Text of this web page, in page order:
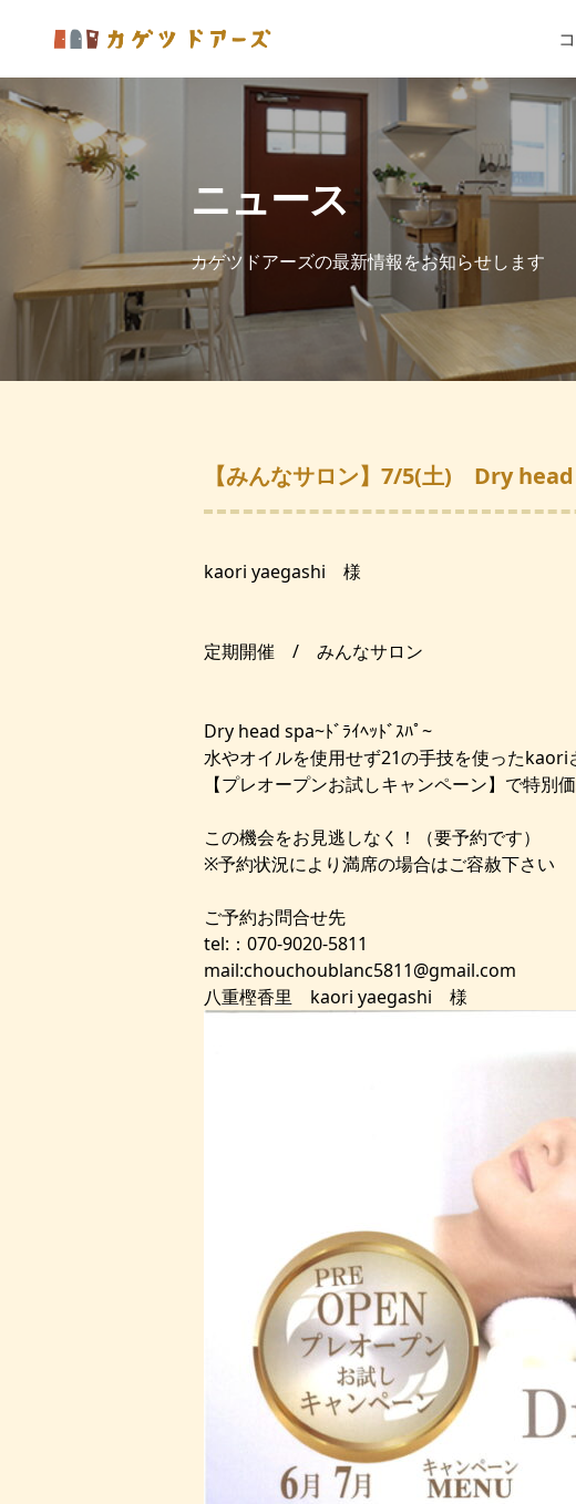
ニュース
カゲツドアーズの最新情報をお知らせします
【みんなサロン】7/5(土) Dry
kaori yaegashi 様
定期開催 / みんなサロン
Dry head spa~ﾄﾞﾗｲﾍｯﾄﾞｽﾊﾟ~
水やオイルを使用せず21の手技を使ったkaori
【プレオープンお試しキャンペーン】で特別
この機会をお見逃しなく！（要予約です）
※予約状況により満席の場合はご容赦下さい
ご予約お問合せ先
tel:：070-9020-5811
mail:chouchoublanc5811@gmail.com
八重樫香里 kaori yaegashi 様